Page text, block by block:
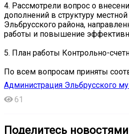
4. Рассмотрели вопрос о
дополнений в структуру
Эльбрусского района,
работы и повышение
5. План работы Контрольно-
По всем вопросам приняты
Администрация Эльбрусского
61
Поделитесь